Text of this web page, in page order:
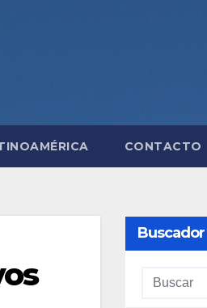
CONTACTO
Buscador